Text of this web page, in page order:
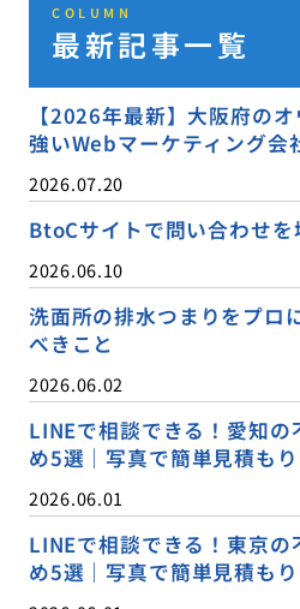
COLUMN
最新記事一覧
【2026年最新】大阪府の
強いWebマーケティング会
2026.07.20
BtoCサイトで問い合わせ
2026.06.10
洗面所の排水つまりをプロ
べきこと
2026.06.02
LINEで相談できる！愛知の
め5選｜写真で簡単見積もり
2026.06.01
LINEで相談できる！東京の
め5選｜写真で簡単見積もり